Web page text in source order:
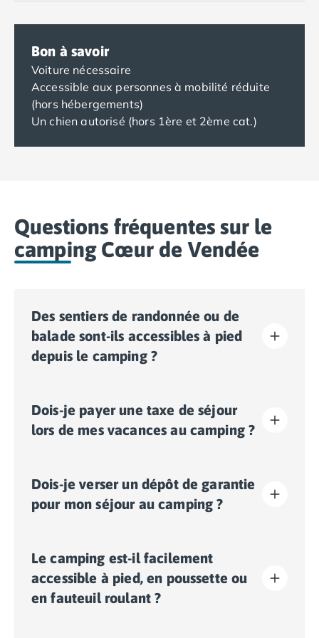
Bon à savoir
Voiture nécessaire
Accessible aux personnes à mobilité réduite
(hors hébergements)
Un chien autorisé (hors 1ère et 2ème cat.)
Questions fréquentes sur le
camping Cœur de Vendée
Des sentiers de randonnée ou de
balade sont-ils accessibles à pied
depuis le camping ?
accessibles directement à pied depuis la sortie du
camping. C’est l’idéal pour découvrir la nature
environnante en plein air et en toute simplicité, sans
Dois-je payer une taxe de séjour
lors de mes vacances au camping ?
sites touristiques. Il vous faudra donc l’acquitter lors
de votre enregistrement en ligne ou une fois sur place.
Dois-je verser un dépôt de garantie
pour mon séjour au camping ?
votre enregistrement en ligne ou une fois sur place.
Le camping est-il facilement
accessible à pied, en poussette ou
en fauteuil roulant ?